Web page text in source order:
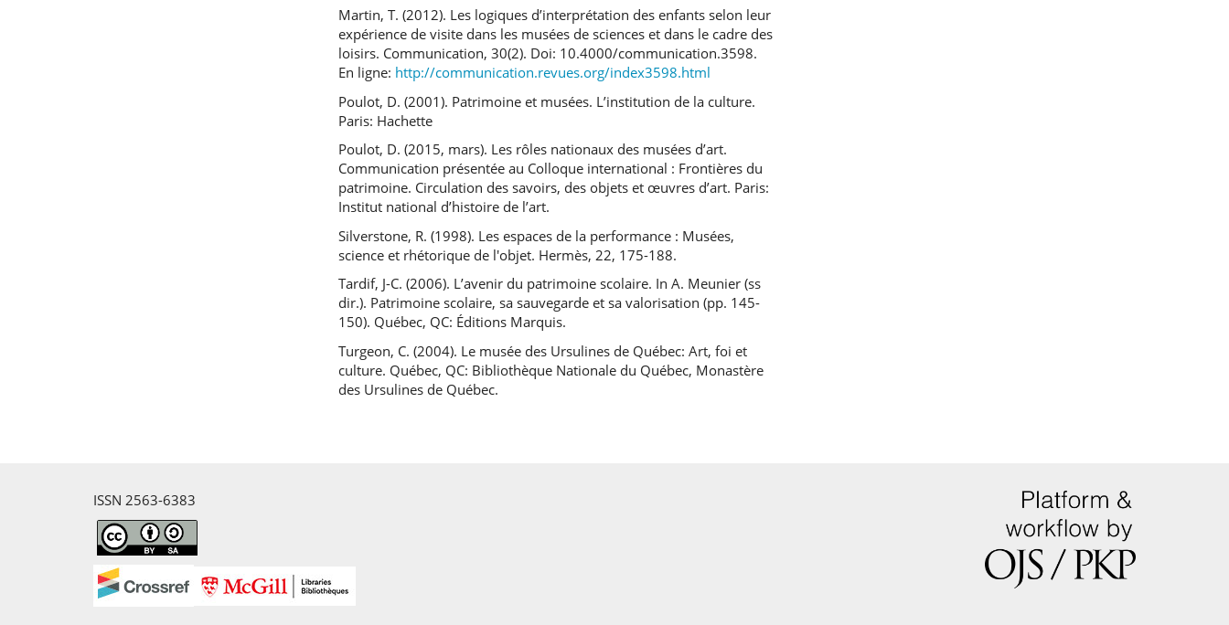
Martin, T. (2012). Les logiques d’interprétation des enfants selon leur
expérience de visite dans les musées de sciences et dans le cadre des
loisirs. Communication, 30(2). Doi: 10.4000/communication.3598.
En ligne: http://communication.revues.org/index3598.html
Poulot, D. (2001). Patrimoine et musées. L’institution de la culture.
Paris: Hachette
Poulot, D. (2015, mars). Les rôles nationaux des musées d’art.
Communication présentée au Colloque international : Frontières du
patrimoine. Circulation des savoirs, des objets et œuvres d’art. Paris:
Institut national d’histoire de l’art.
Silverstone, R. (1998). Les espaces de la performance : Musées,
science et rhétorique de l'objet. Hermès, 22, 175-188.
Tardif, J-C. (2006). L’avenir du patrimoine scolaire. In A. Meunier (ss
dir.). Patrimoine scolaire, sa sauvegarde et sa valorisation (pp. 145-
150). Québec, QC: Éditions Marquis.
Turgeon, C. (2004). Le musée des Ursulines de Québec: Art, foi et
culture. Québec, QC: Bibliothèque Nationale du Québec, Monastère
des Ursulines de Québec.
ISSN 2563-6383